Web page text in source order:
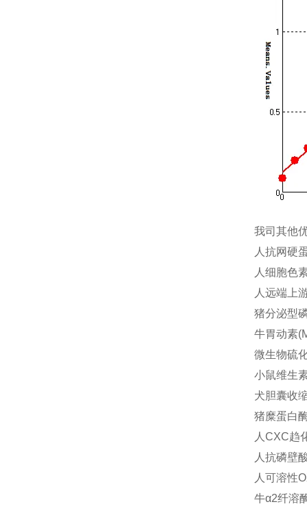
我司其他
人抗网硬
人细胞色
人远端上
猪分泌型
牛胃动素
微生物硫
小鼠维生
犬胆囊收
猪糜蛋白
人CXC趋
人抗磷壁
人可溶性
牛α2纤溶